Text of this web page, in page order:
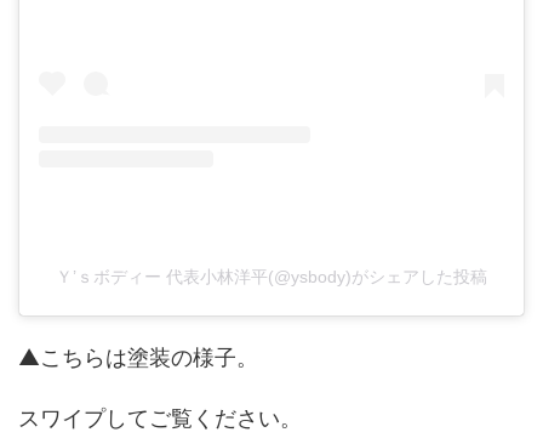
Ｙ’ｓボディー 代表小林洋平(@ysbody)がシェアした投稿
▲こちらは塗装の様子。
スワイプしてご覧ください。